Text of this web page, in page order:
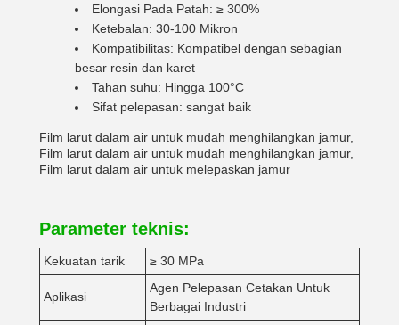
Elongasi Pada Patah: ≥ 300%
Ketebalan: 30-100 Mikron
Kompatibilitas: Kompatibel dengan sebagian
besar resin dan karet
Tahan suhu: Hingga 100°C
Sifat pelepasan: sangat baik
Film larut dalam air untuk mudah menghilangkan jamur,
Film larut dalam air untuk mudah menghilangkan jamur,
Film larut dalam air untuk melepaskan jamur
Parameter teknis:
Kekuatan tarik ≥ 30 MPa
Aplikasi
Agen Pelepasan Cetakan Untuk
Berbagai Industri